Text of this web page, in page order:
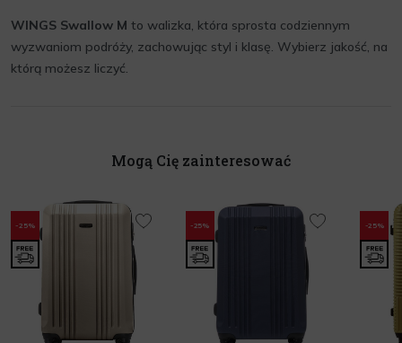
WINGS Swallow M to walizka, która sprosta codziennym
wyzwaniom podróży, zachowując styl i klasę. Wybierz jakość, na
którą możesz liczyć.
Mogą Cię zainteresować
-25% -25% -25%